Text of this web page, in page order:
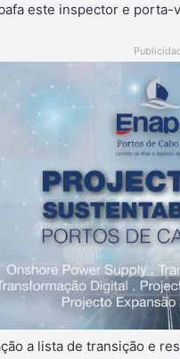
este inspector e porta-
a lista de transição e